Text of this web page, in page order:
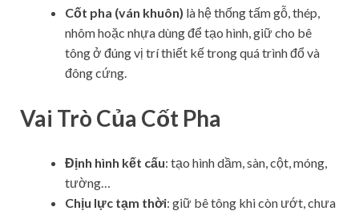
Cốt pha (ván khuôn) là hệ thống tấm gỗ, thép,
nhôm hoặc nhựa dùng để tạo hình, giữ cho bê
tông ở đúng vị trí thiết kế trong quá trình đổ và
đông cứng.
Vai Trò Của Cốt Pha
Định hình kết cấu: tạo hình dầm, sàn, cột, móng,
tường…
Chịu lực tạm thời: giữ bê tông khi còn ướt, chưa